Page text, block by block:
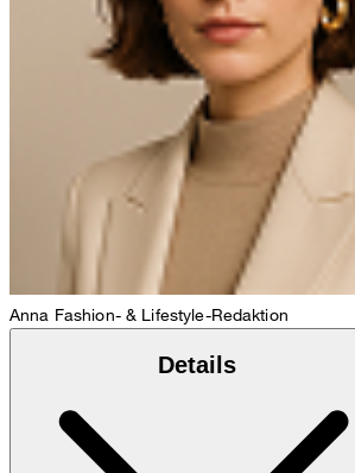
Anna Fashion- & Lifestyle-Redaktion
Details